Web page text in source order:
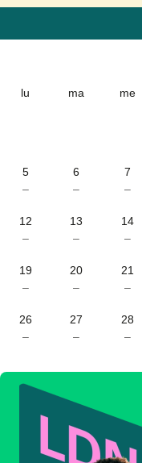
lu ma me
5
–
6
–
7
–
12
–
13
–
14
–
19
–
20
–
21
–
26
–
27
–
28
–